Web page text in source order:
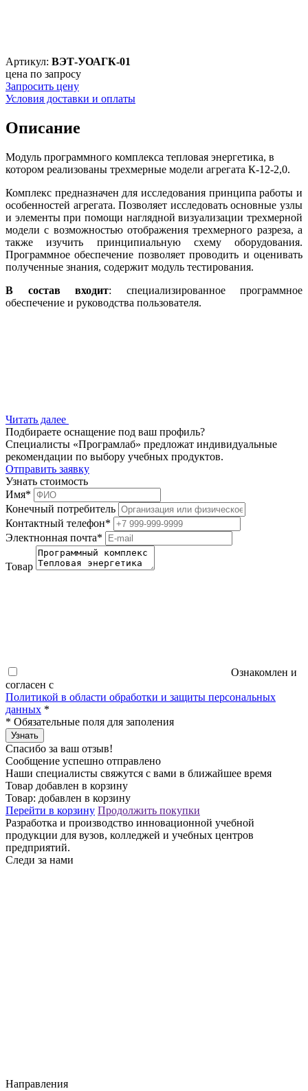
Артикул: ВЭТ-УОАГК-01
цена по запросу
Запросить цену
Условия доставки и оплаты
Описание
Модуль программного комплекса тепловая энергетика, в
котором реализованы трехмерные модели агрегата К-12-2,0.
Комплекс предназначен для исследования принципа работы и
особенностей агрегата. Позволяет исследовать основные узлы
и элементы при помощи наглядной визуализации трехмерной
модели с возможностью отображения трехмерного разреза, а
также изучить принципиальную схему оборудования.
Программное обеспечение позволяет проводить и оценивать
полученные знания, содержит модуль тестирования.
В состав входит: специализированное программное
обеспечение и руководства пользователя.
Читать далее
Подбираете оснащение под ваш профиль?
Специалисты «Програмлаб» предложат индивидуальные
рекомендации по выбору учебных продуктов.
Отправить заявку
Узнать стоимость
Имя*
Конечный потребитель
Контактный телефон*
Электнонная почта*
Товар
Ознакомлен и
согласен с
Политикой в области обработки и защиты персональных
данных *
* Обязательные поля для заполения
Узнать
Спасибо за ваш отзыв!
Сообщение успешно отправлено
Наши специалисты свяжутся с вами в ближайшее время
Товар добавлен в корзину
Товар: добавлен в корзину
Перейти в корзину Продолжить покупки
Разработка и производство инновационной учебной
продукции для вузов, колледжей и учебных центров
предприятий.
Следи за нами
Направления